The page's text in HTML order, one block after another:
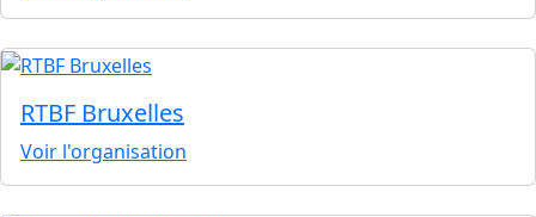
RTBF Bruxelles
Voir l'organisation